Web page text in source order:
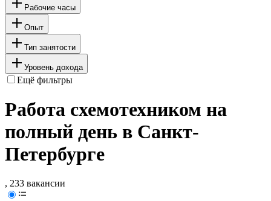
Рабочие часы
Опыт
Тип занятости
Уровень дохода
Ещё фильтры
Работа схемотехником на
полный день в Санкт-
Петербурге
, 233 вакансии